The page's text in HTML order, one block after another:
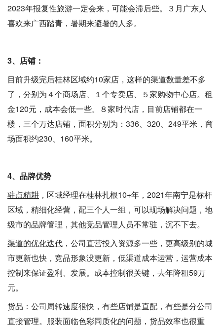
2023年报复性旅游一定会来，可能会滞后些。３月广东人
喜欢来广西踏青，暑期来避暑的人多。
3、店铺：
目前升级完后桂林区域约10家店，这样的渠道数量差不多
了，分别为４个商场店、１个专卖店、５家购物中心店。租
金120元，成本会低一些。８家时代店，目前店铺都在一
楼，三个万达店铺，面积分别为：336、320、249平米，商
场面积约230、160平米。
4、品牌优势
驻点精耕 ，区域经理在桂林扎根10+年，2021年南宁是标杆
区域，精细化经营，配三个人一组，可以现场解决问题，地
级市的品牌管理，其他竞品管理人员不常驻，沉不下去。
渠道的优化迭代 ，公司直营投入资源多一些，更高级别的城
市更新也快，竞品形象没更新，低渠道成本运营，运营成本
控制来保证盈利、发展。成本控制很关键，去年降租59万
元。
货品： 公司周转速度很快，有些店铺是直配，有些是分公司
直接管理。服装面临色彩同质化的问题，货品效率也很重